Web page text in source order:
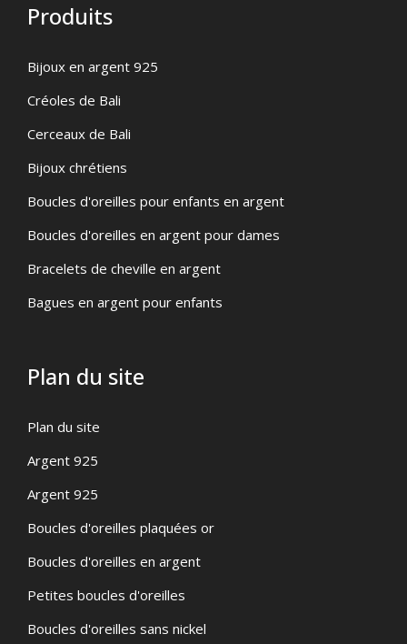
Produits
Bijoux en argent 925
Créoles de Bali
Cerceaux de Bali
Bijoux chrétiens
Boucles d'oreilles pour enfants en argent
Boucles d'oreilles en argent pour dames
Bracelets de cheville en argent
Bagues en argent pour enfants
Plan du site
Plan du site
Argent 925
Argent 925
Boucles d'oreilles plaquées or
Boucles d'oreilles en argent
Petites boucles d'oreilles
Boucles d'oreilles sans nickel